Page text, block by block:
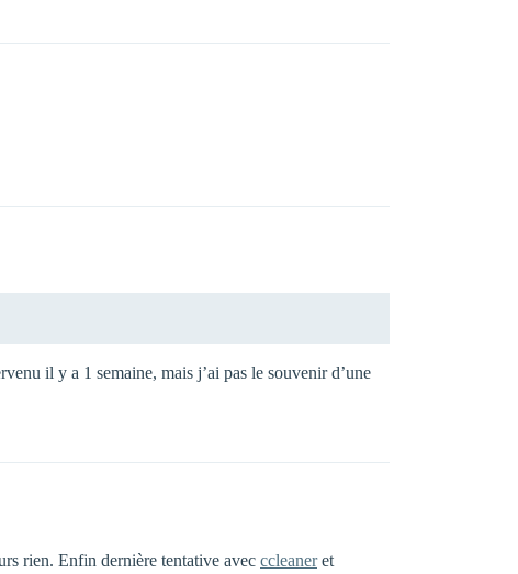
il y a 1 semaine, mais j’ai pas le souvenir d’une
rien. Enfin dernière tentative avec ccleaneret